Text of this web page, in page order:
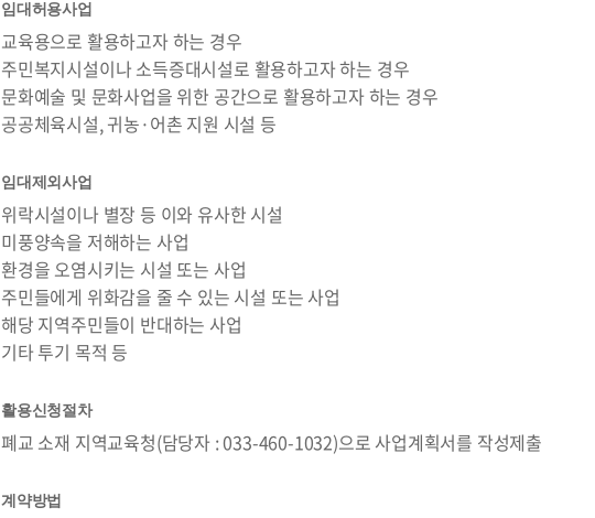
임대허용사업
교육용으로 활용하고자 하는 경우
주민복지시설이나 소득증대시설로 활용하고자 하는 경우
문화예술 및 문화사업을 위한 공간으로 활용하고자 하는 경우
공공체육시설, 귀농·어촌 지원 시설 등
임대제외사업
위락시설이나 별장 등 이와 유사한 시설
미풍양속을 저해하는 사업
환경을 오염시키는 시설 또는 사업
주민들에게 위화감을 줄 수 있는 시설 또는 사업
해당 지역주민들이 반대하는 사업
기타 투기 목적 등
활용신청절차
폐교 소재 지역교육청(담당자 : 033-460-1032)으로 사업계획서를 작성제출
계약방법